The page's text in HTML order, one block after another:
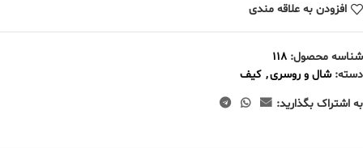
افزودن به علاقه مندی
شناسه محصول: 118
دسته: شال و روسری, کیف
به اشتراک بگذارید: